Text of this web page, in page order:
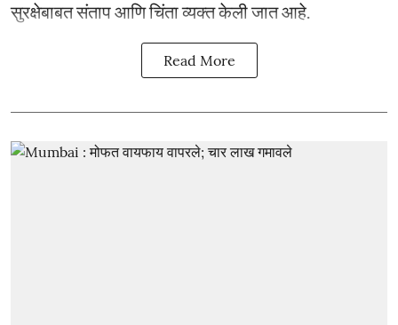
सुरक्षेबाबत संताप आणि चिंता व्यक्त केली जात आहे.
Read More